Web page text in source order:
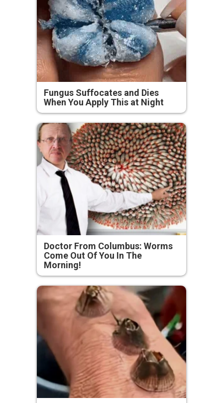
Fungus Suffocates and Dies
When You Apply This at Night
Doctor From Columbus: Worms
Come Out Of You In The
Morning!